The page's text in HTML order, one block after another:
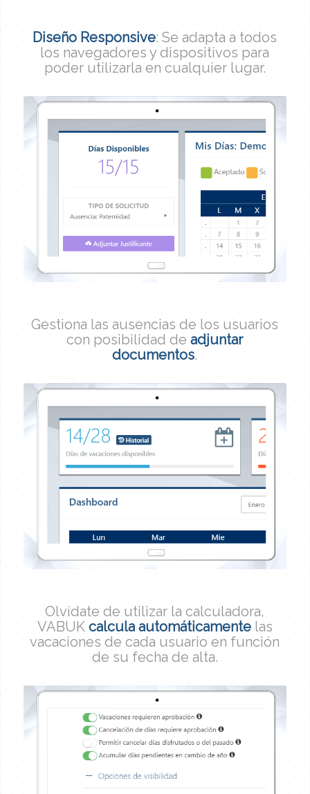
Diseño Responsive: Se adapta a todos
los navegadores y dispositivos para
poder utilizarla en cualquier lugar.
Gestiona las ausencias de los usuarios
con posibilidad deadjuntar
documentos.
Olvídate de utilizar la calculadora,
VABUK calcula automáticamentelas
vacaciones de cada usuario en función
de su fecha de alta.